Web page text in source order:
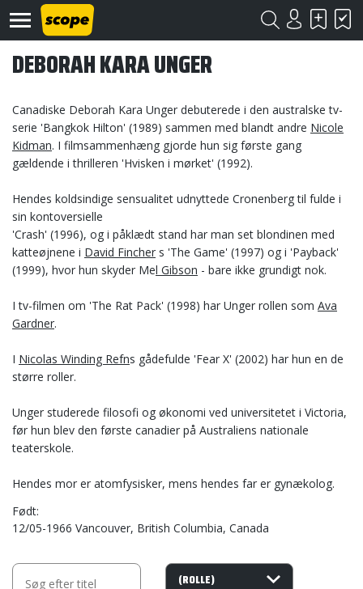
Scope
Kontakt
©
Scope
DEBORAH KARA UNGER
Canadiske Deborah Kara Unger debuterede i den australske tv-
serie 'Bangkok Hilton' (1989) sammen med blandt andre Nicole
Kidman. I filmsammenhæng gjorde hun sig første gang
gældende i thrilleren 'Hvisken i mørket' (1992).
Hendes koldsindige sensualitet udnyttede Cronenberg til fulde i
sin kontoversielle
'Crash' (1996), og i påklædt stand har man set blondinen med
katteøjnene i David Fincher s 'The Game' (1997) og i 'Payback'
(1999), hvor hun skyder Mel Gibson - bare ikke grundigt nok.
I tv-filmen om 'The Rat Pack' (1998) har Unger rollen som Ava
Gardner.
I Nicolas Winding Refns gådefulde 'Fear X' (2002) har hun en de
større roller.
Unger studerede filosofi og økonomi ved universitetet i Victoria,
før hun blev den første canadier på Australiens nationale
teaterskole.
Hendes mor er atomfysisker, mens hendes far er gynækolog.
Født
12/05-1966 Vancouver, British Columbia, Canada